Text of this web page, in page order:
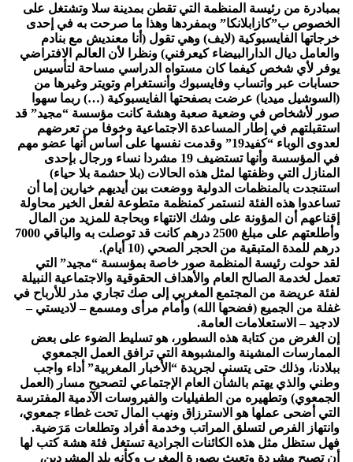
بمبادرة من رئيسة المنظمة التي تقطن بمدينة سلا وتشتغل على
الخصوص ب”كازابلانكا” وبمفردها وهذا ما صرحت به في إحدى
خرجاتها الفايسبوكية (لايف) وهي تقول (أنا معنديش مع بنادم
والعامل ديال الدارالبيضاء كيعرفني) ونظرا لأن العالم الافتراضي
يوفر لأي شخص كيفما كان مستواه الدراسي مساحة لتأسيس
حسابات عبر واتساب وفايسبوك وأنستغرام وتويتر وغيرها من
(السوشيل ميديا) عرضت بصفحتها الفايسبوكية (…) ربما سهوا
صور لأشخاص في وضعية صعبة وهشة كانت مؤسسة “مجيد” قد
استقبلتهم في إطار المساعدة الاجتماعية وخوفا من تعرضهم
لعدوى الوباء “كفيد19” وقدمت نفسها على أساس أنها عضو مهم
في المؤسسة وأنها تستضيف 19 مشردا نساء ورجال بإحدى
المنازل التي وظفتها لمثل هذه الحالات (بلا حشمة بلا حياء)
استنجدت بالمنظمات الدولية ووضعت بين أيديهم خيارين إما أن
تساعدوا هذه الفئة لنستمر كمنظمة متطوعة لفعل الخير محاولة
إقناعهم أن المؤونة على وشك الانتهاء وبحاجة للمزيد من المال
وأطلعتهم على مبلغ 2500 درهم كانت قد توصلت به والباقي 7000
درهم للمدة المتبقية من الحجر الصحي (10 أيام).
لقد حولت رئيسة المنظمة صور خاصة بمؤسسة “مجيد” التي
تعمل لخدمة الصالح العام والأهداف الحقوقية والاجتماعية النبيلة
لفئة عريضة من المجتمع المغربي إلى صك تجاري مذر للأرباح في
غفلة من الجميع (فضحها الله) وأمام مرأى ومسمع – لاديستي –
لادجيد – الاستعلامات العامة.
إن الغرض من كتابة هذه السطور، هو تسليط الضوء على بعض
الممارسات المشينة والمشبوهة التي ترافق العمل الجمعوي
ببلادنا، وذلك حتى يتسنى لجريدة “الأخبار المغربية” أداء واجب
وطني والذي يهتم بالشأن العام الإجتماعي لتصحيح مسار (العمل
الجمعوي) وتطهيره من الطفيليات والفيروسات الآدمية المفترسة
التي أضحى عملها هو الاسترزاق ونهب المال تحت غطاء جمعوي،
وانتهاز الفرص لتسلق المراتب وخدمة أفراد وتطلعات مَرَضية.
فهل ستظل مثل هذه الكائنات الجرادية تستغل فئة هشة كتب لها
أن تصبح مشردة وتعبث بصورة المغرب وكأنه بلد المشردين،